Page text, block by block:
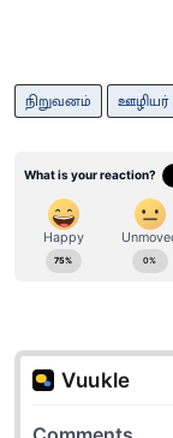
நிறுவனம் ஊழியர்